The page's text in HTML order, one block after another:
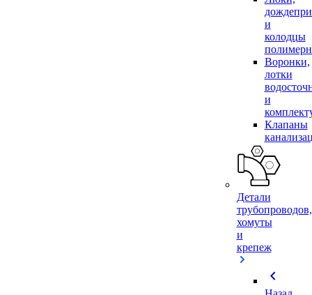
и
колодцы
Воронки,
лотки
и
Клапаны
Детали
трубопроводов,
хомуты
и
крепеж
chevron_left